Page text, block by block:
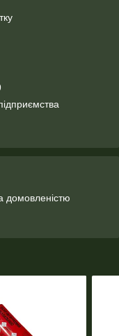
домовленістю